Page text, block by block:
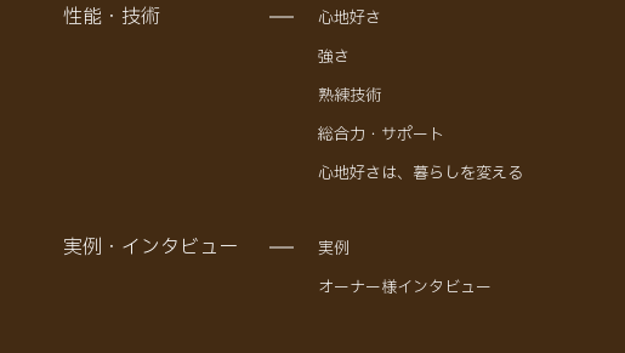
性能・技術
心地好さ
強さ
熟練技術
総合力・サポート
心地好さは、暮らしを変える
実例・インタビュー
実例
オーナー様インタビュー